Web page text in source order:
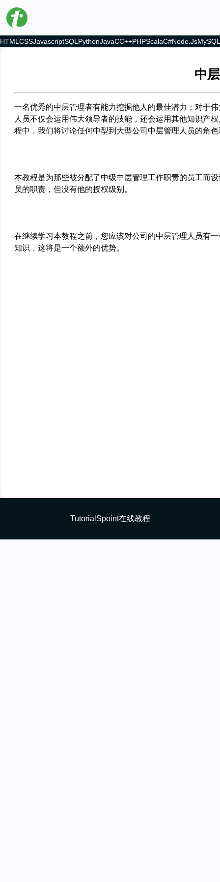
HTML CSSJavascriptSQL PythonJavaCC++PHPScalaC#Node.jsMySQL
中
一名优秀的中层管理者有能力挖掘他人的最佳潜力；对于
人员不仅会运用伟大领导者的技能，还会运用其他知识产
程中，我们将讨论任何中型到大型公司中层管理人员的角
本教程是为那些被分配了中级中层管理工作职责的员工而
员的职责，但没有他的授权级别。
在继续学习本教程之前，您应该对公司的中层管理人员有
知识，这将是一个额外的优势。
TutorialSpoint在线教程